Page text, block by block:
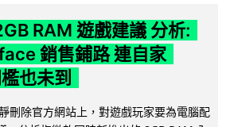
RAM 遊戲建議 分析:
銷售鋪路 連自家
也未到
刪除官方網站上，對遊戲玩家要為電腦配